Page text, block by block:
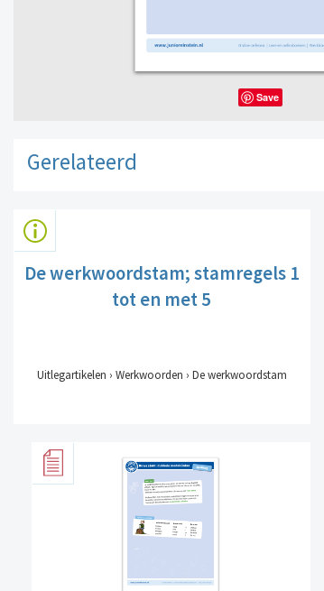
Save
Gerelateerd
De werkwoordstam; stamregels 1
tot en met 5
Uitlegartikelen › Werkwoorden › De werkwoordstam